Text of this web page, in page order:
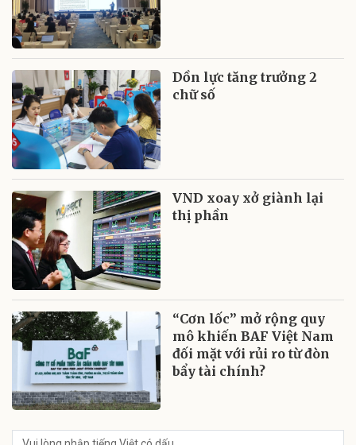
Dồn lực tăng trưởng 2
chữ số
VND xoay xở giành lại
thị phần
“Cơn lốc” mở rộng quy
mô khiến BAF Việt Nam
đối mặt với rủi ro từ đòn
bẩy tài chính?